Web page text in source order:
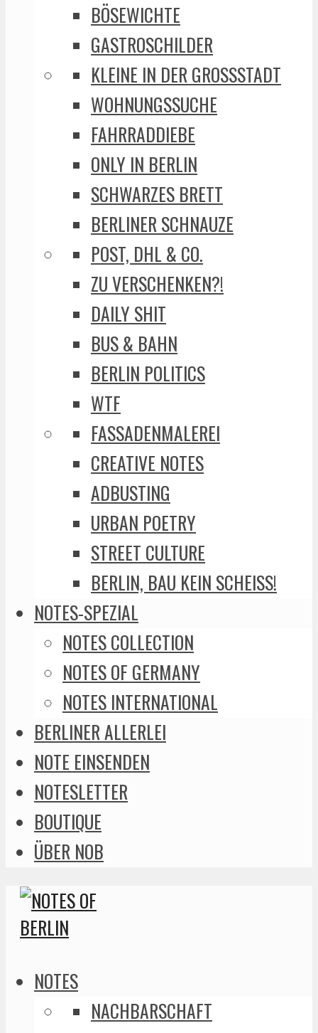
BÖSEWICHTE
GASTROSCHILDER
KLEINE IN DER GROSSSTADT
WOHNUNGSSUCHE
FAHRRADDIEBE
ONLY IN BERLIN
SCHWARZES BRETT
BERLINER SCHNAUZE
POST, DHL & CO.
ZU VERSCHENKEN?!
DAILY SHIT
BUS & BAHN
BERLIN POLITICS
WTF
FASSADENMALEREI
CREATIVE NOTES
ADBUSTING
URBAN POETRY
STREET CULTURE
BERLIN, BAU KEIN SCHEISS!
NOTES-SPEZIAL
NOTES COLLECTION
NOTES OF GERMANY
NOTES INTERNATIONAL
BERLINER ALLERLEI
NOTE EINSENDEN
NOTESLETTER
BOUTIQUE
ÜBER NOB
NOTES
NACHBARSCHAFT